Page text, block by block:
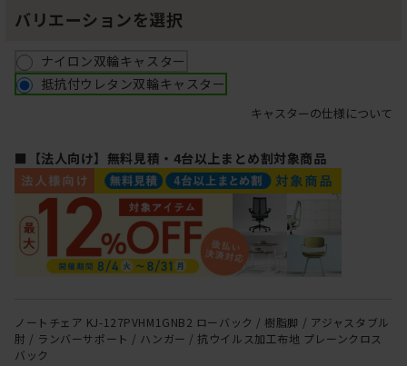
バリエーションを選択
ナイロン双輪キャスター
抵抗付ウレタン双輪キャスター
キャスターの仕様について
■【法人向け】無料見積・4台以上まとめ割対象商品
ノートチェア KJ-127PVHM1GNB2 ローバック / 樹脂脚 / アジャスタブル
肘 / ランバーサポート / ハンガー / 抗ウイルス加工布地 プレーンクロス
バック